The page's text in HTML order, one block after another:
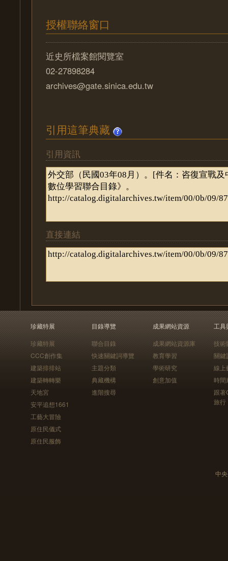
授權聯絡窗口
近史所檔案館閱覽室
02-27898284
archives@gate.sinica.edu.tw
引用這筆典藏
引用資訊
直接連結
珍藏特展
珍藏特展
CCC創作集
建築排排站
建築轉轉樂
天地宮
安平追想1661
工藝大冒險
原住民儀式
原住民服飾
目錄導覽
聯合目錄
快速關鍵詞導覽
主題分類
典藏機構
進階搜尋
成果網站資源
成果網站資源庫
教育學習
學術研究
創意加值
工具
技術
關鍵
線上
時間
跟
旅行
中